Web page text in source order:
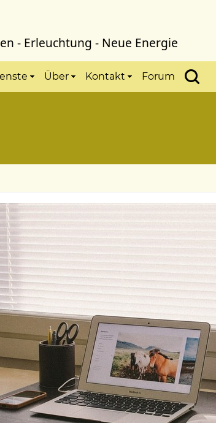
- Erleuchtung - Neue Energie
Über Kontakt Forum